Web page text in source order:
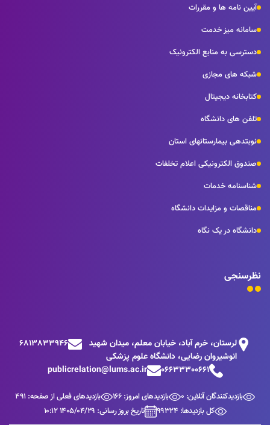
آیین نامه ها و مقررات
سامانه میز خدمت
دسترسی به منابع الکترونیک
شبکه های مجازی
کتابخانه دیجیتال
تلفن های دانشگاه
نوبتدهی بیمارستانهای استان
صندوق الکترونیکی اعلام تخلفات
شناسنامه خدمات
مناقصات و مزایدات دانشگاه
دانشگاه در یک نگاه
نظرسنجی
لرستان، خرم آباد، خیابان معلم، میدان شهید
انوشیروان رضایی، دانشگاه علوم پزشکی
6813833946
06633300661
publicrelation@lums.ac.ir
بازدیدکنندگان آنلاین: 0 بازدیدهای امروز: 166
بازدیدهای فعلی از صفحه: 491
کل بازدیدها: 99324
تاریخ بروز رسانی: 1405/04/29 10:12